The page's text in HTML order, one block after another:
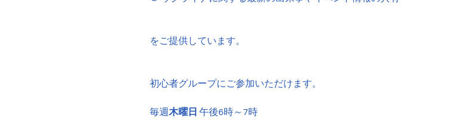
をご提供しています。
初心者グループにご参加いただけます。
毎週木曜日 午後6時～7時